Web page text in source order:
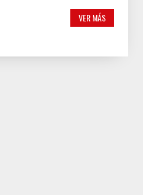
VER MÁS